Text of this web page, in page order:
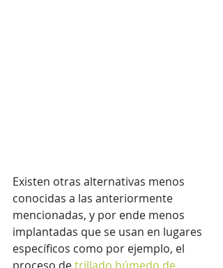
Existen otras alternativas menos
conocidas a las anteriormente
mencionadas, y por ende menos
implantadas que se usan en lugares
específicos como por ejemplo, el